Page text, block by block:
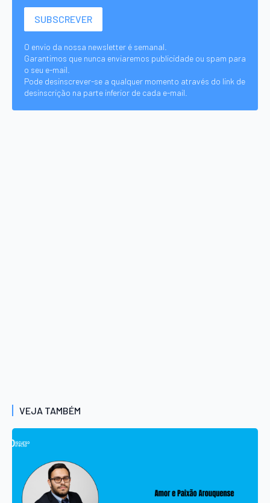
O envio da nossa newsletter é semanal.
Garantimos que nunca enviaremos publicidade ou spam para
o seu e-mail.
Pode desinscrever-se a qualquer momento através do link de
desinscrição na parte inferior de cada e-mail.
VEJA TAMBÉM